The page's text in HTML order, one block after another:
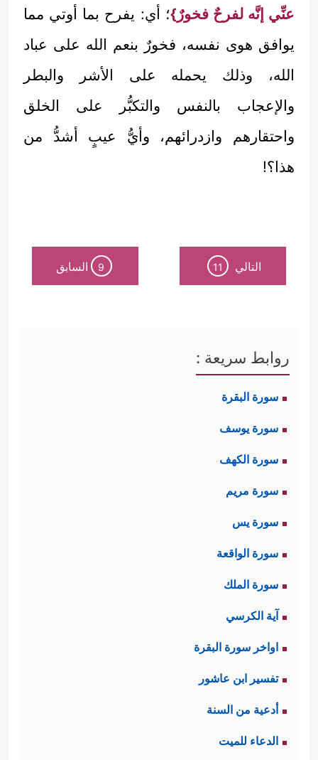
عنِّي إنَّه لفرحٌ فخورٌ}؛ أي: يفرح بما أوتي مما
يوافق هوى نفسه، فخورٌ بنعم الله على عباد
الله، وذلك يحمله على الأشر والبطر
والإعجاب بالنفس والتكبُّر على الخلق
واحتقارهم وازدرائهم، وأيُّ عيبٍ أشدُّ من
هذا؟!
التالي 11
9 السابق
روابط سريعة :
سورة البقرة
سورة يوسف
سورة الكهف
سورة مريم
سورة يس
سورة الواقعة
سورة الملك
آية الكرسي
اواخر سورة البقرة
تفسير ابن عاشور
أدعية من السنة
الدعاء للميت